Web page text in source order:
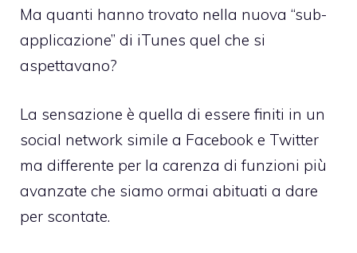
Ma quanti hanno trovato nella nuova “sub-
applicazione” di iTunes quel che si
aspettavano?
La sensazione è quella di essere finiti in un
social network simile a Facebook e Twitter
ma differente per la carenza di funzioni più
avanzate che siamo ormai abituati a dare
per scontate.